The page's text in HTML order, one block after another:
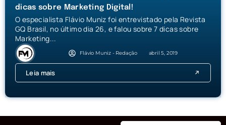
dicas sobre Marketing Digital!
O especialista Flávio Muniz foi entrevistado pela Revista
GQ Brasil, no último dia 26, e falou sobre 7 dicas sobre
Marketing...
Flávio Muniz - Redação abril 5, 2019
Leia mais